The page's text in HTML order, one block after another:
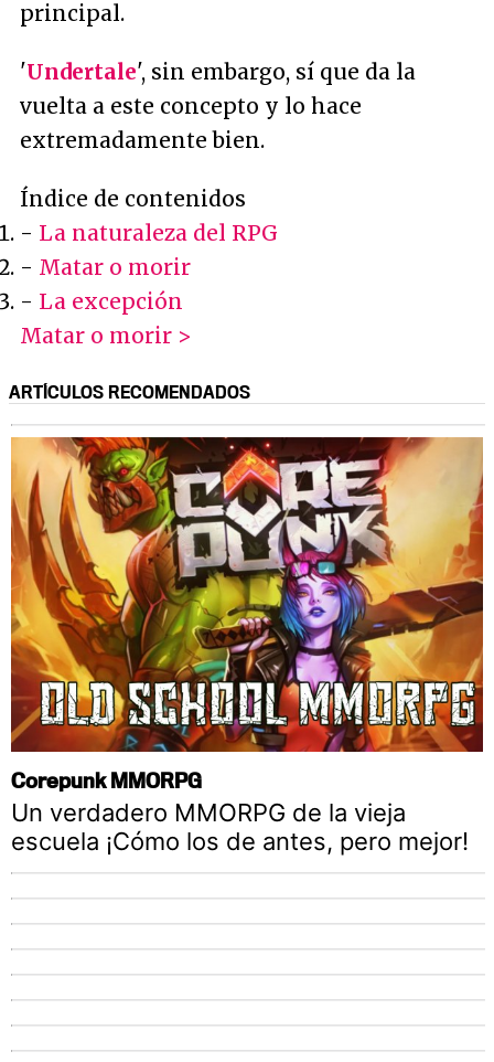
principal.
'Undertale', sin embargo, sí que da la
vuelta a este concepto y lo hace
extremadamente bien.
Índice de contenidos
- La naturaleza del RPG
- Matar o morir
- La excepción
Matar o morir >
ARTÍCULOS RECOMENDADOS
Corepunk MMORPG
Un verdadero MMORPG de la vieja
escuela ¡Cómo los de antes, pero mejor!